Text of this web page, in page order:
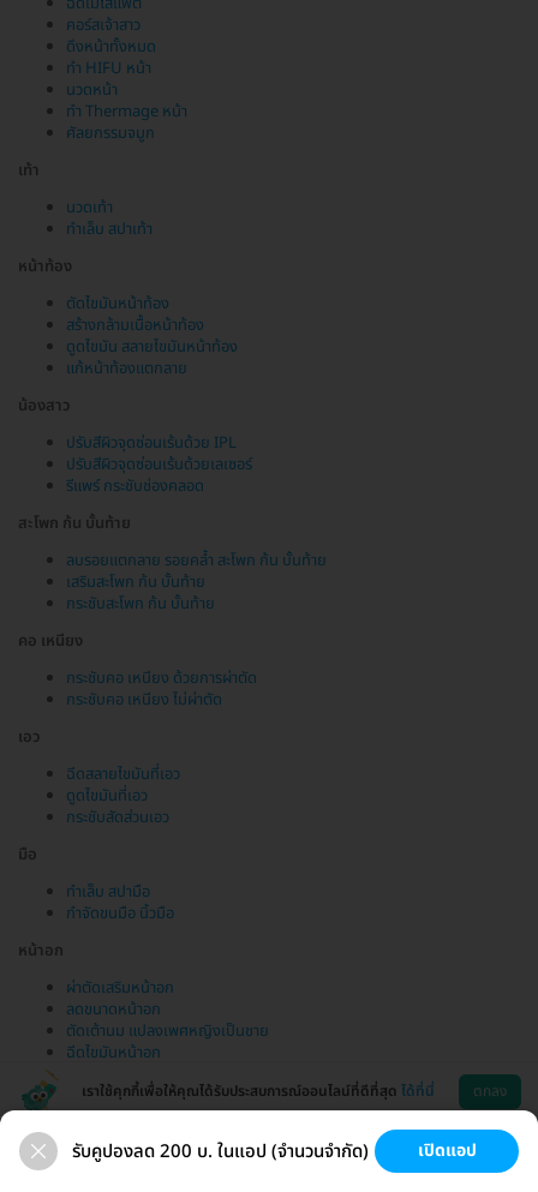
คอร์สเจ้าสาว
ดึงหน้าทั้งหมด
ทำ HIFU หน้า
นวดหน้า
ทำ Thermage หน้า
ศัลยกรรมจมูก
เท้า
นวดเท้า
ทำเล็บ สปาเท้า
หน้าท้อง
ตัดไขมันหน้าท้อง
สร้างกล้ามเนื้อหน้าท้อง
ดูดไขมัน สลายไขมันหน้าท้อง
แก้หน้าท้องแตกลาย
น้องสาว
ปรับสีผิวจุดซ่อนเร้นด้วย IPL
ปรับสีผิวจุดซ่อนเร้นด้วยเลเซอร์
รีแพร์ กระชับช่องคลอด
สะโพก ก้น บั้นท้าย
ลบรอยแตกลาย รอยคล้ำ สะโพก ก้น บั้นท้าย
เสริมสะโพก ก้น บั้นท้าย
กระชับสะโพก ก้น บั้นท้าย
คอ เหนียง
กระชับคอ เหนียง ด้วยการผ่าตัด
กระชับคอ เหนียง ไม่ผ่าตัด
เอว
ฉีดสลายไขมันที่เอว
ดูดไขมันที่เอว
กระชับสัดส่วนเอว
มือ
ทำเล็บ สปามือ
กำจัดขนมือ นิ้วมือ
หน้าอก
ผ่าตัดเสริมหน้าอก
ลดขนาดหน้าอก
ตัดเต้านม แปลงเพศหญิงเป็นชาย
ฉีดไขมันหน้าอก
ขนที่ลับ ช่วยเหลือ โหลดแอพ
เราใช้คุกกี้เพื่อให้คุณได้รับประสบการณ์ออนไลน์ที่ดีที่สุด ได้ที่นี่ ตกลง
รับคูปองลด 200 บ. ในแอป (จำนวนจำกัด) เปิดแอป